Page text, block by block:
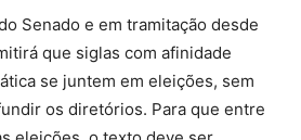
Senado e em tramitação desde
que siglas com afinidade
se juntem em eleições, sem
os diretórios. Para que entre